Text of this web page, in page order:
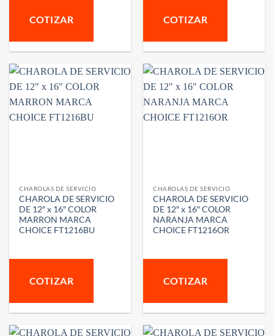
COTIZAR COTIZAR
CHAROLAS DE SERVICIO
CHAROLA DE SERVICIO
DE 12″ x 16″ COLOR
MARRON MARCA
CHOICE FT1216BU
COTIZAR
CHAROLAS DE SERVICIO
CHAROLA DE SERVICIO
DE 12″ x 16″ COLOR
NARANJA MARCA
CHOICE FT1216OR
COTIZAR